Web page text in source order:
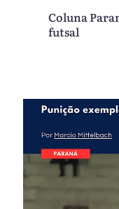
Coluna
futsal